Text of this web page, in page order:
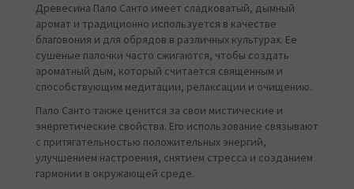
Древесина Пало Санто имеет сладковатый, дымный
аромат и традиционно используется в качестве
благовония и для обрядов в различных культурах. Ее
сушеные палочки часто сжигаются, чтобы создать
ароматный дым, который считается священным и
способствующим медитации, релаксации и очищению.
Пало Санто также ценится за свои мистические и
энергетические свойства. Его использование связывают
с притягательностью положительных энергий,
улучшением настроения, снятием стресса и созданием
гармонии в окружающей среде.